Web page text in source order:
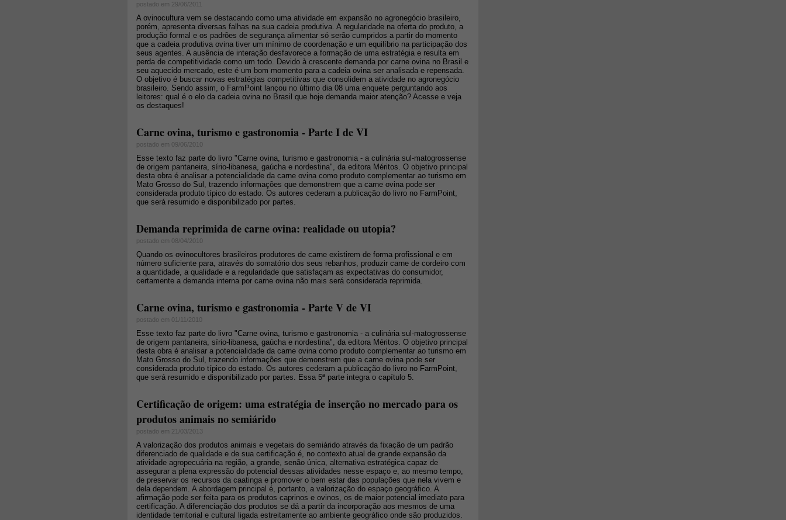
postado em 29/06/2011
A ovinocultura vem se destacando como uma atividade em expansão no agronegócio brasileiro,
porém, apresenta diversas falhas na sua cadeia produtiva. A regularidade na oferta do produto, a
produção formal e os padrões de segurança alimentar só serão cumpridos a partir do momento
que a cadeia produtiva ovina tiver um mínimo de coordenação e um equilíbrio na participação dos
seus agentes. A ausência de interação desfavorece a formação de uma estratégia e resulta em
perda de competitividade como um todo. Devido à crescente demanda por carne ovina no Brasil e
seu aquecido mercado, este é um bom momento para a cadeia ovina ser analisada e repensada.
O objetivo é buscar novas estratégias competitivas que consolidem a atividade no agronegócio
brasileiro. Sendo assim, o FarmPoint lançou no último dia 08 uma enquete perguntando aos
leitores: qual é o elo da cadeia ovina no Brasil que hoje demanda maior atenção? Acesse e veja
os destaques!
Carne ovina, turismo e gastronomia - Parte I de VI
postado em 09/06/2010
Esse texto faz parte do livro "Carne ovina, turismo e gastronomia - a culinária sul-matogrossense
de origem pantaneira, sírio-libanesa, gaúcha e nordestina", da editora Méritos. O objetivo principal
desta obra é analisar a potencialidade da carne ovina como produto complementar ao turismo em
Mato Grosso do Sul, trazendo informações que demonstrem que a carne ovina pode ser
considerada produto típico do estado. Os autores cederam a publicação do livro no FarmPoint,
que será resumido e disponibilizado por partes.
Demanda reprimida de carne ovina: realidade ou utopia?
postado em 08/04/2010
Quando os ovinocultores brasileiros produtores de carne existirem de forma profissional e em
número suficiente para, através do somatório dos seus rebanhos, produzir carne de cordeiro com
a quantidade, a qualidade e a regularidade que satisfaçam as expectativas do consumidor,
certamente a demanda interna por carne ovina não mais será considerada reprimida.
Carne ovina, turismo e gastronomia - Parte V de VI
postado em 01/11/2010
Esse texto faz parte do livro "Carne ovina, turismo e gastronomia - a culinária sul-matogrossense
de origem pantaneira, sírio-libanesa, gaúcha e nordestina", da editora Méritos. O objetivo principal
desta obra é analisar a potencialidade da carne ovina como produto complementar ao turismo em
Mato Grosso do Sul, trazendo informações que demonstrem que a carne ovina pode ser
considerada produto típico do estado. Os autores cederam a publicação do livro no FarmPoint,
que será resumido e disponibilizado por partes. Essa 5ª parte integra o capítulo 5.
Certificação de origem: uma estratégia de inserção no mercado para os
produtos animais no semiárido
postado em 21/03/2013
A valorização dos produtos animais e vegetais do semiárido através da fixação de um padrão
diferenciado de qualidade e de sua certificação é, no contexto atual de grande expansão da
atividade agropecuária na região, a grande, senão única, alternativa estratégica capaz de
assegurar a plena expressão do potencial dessas atividades nesse espaço e, ao mesmo tempo,
de preservar os recursos da caatinga e promover o bem estar das populações que nela vivem e
dela dependem. A abordagem principal é, portanto, a valorização do espaço geográfico. A
afirmação pode ser feita para os produtos caprinos e ovinos, os de maior potencial imediato para
certificação. A diferenciação dos produtos se dá a partir da incorporação aos mesmos de uma
identidade territorial e cultural ligada estreitamente ao ambiente geográfico onde são produzidos.